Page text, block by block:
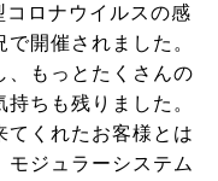
ロナウイルスの感
開催されました。
、もっとたくさんの
ちも残りました。
てくれたお客様とは
モジュラーシステム